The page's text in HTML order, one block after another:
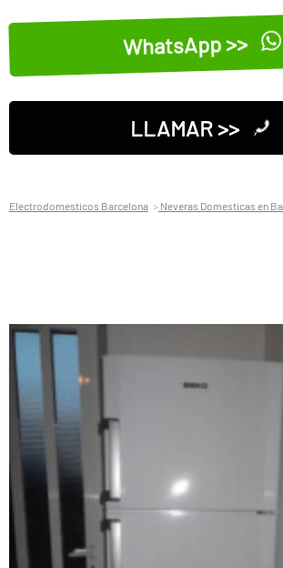
WhatsApp >>
LLAMAR >>
Electrodomesticos Barcelona Neveras Domesticas en